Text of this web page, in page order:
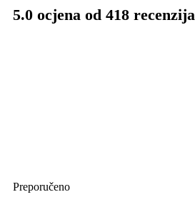
5.0 ocjena od 418 recenzija
Preporučeno